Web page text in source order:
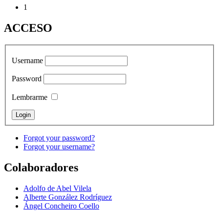
1
ACCESO
Username
Password
Lembrarme
Forgot your password?
Forgot your username?
Colaboradores
Adolfo de Abel Vilela
Alberte González Rodríguez
Ángel Concheiro Coello